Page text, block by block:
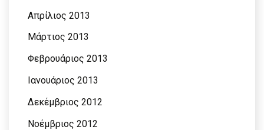
Απρίλιος 2013
Μάρτιος 2013
Φεβρουάριος 2013
Ιανουάριος 2013
Δεκέμβριος 2012
Νοέμβριος 2012